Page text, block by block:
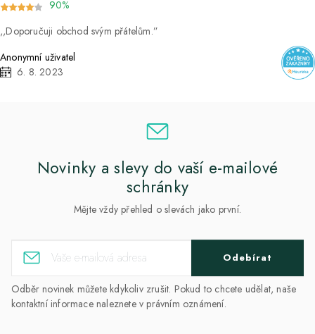
90%
Doporučuji obchod svým přátelům.
Anonymní uživatel
6. 8. 2023
Novinky a slevy do vaší e-mailové
schránky
Mějte vždy přehled o slevách jako první.
Odebírat
Odběr novinek můžete kdykoliv zrušit. Pokud to chcete udělat, naše
kontaktní informace naleznete v právním oznámení.